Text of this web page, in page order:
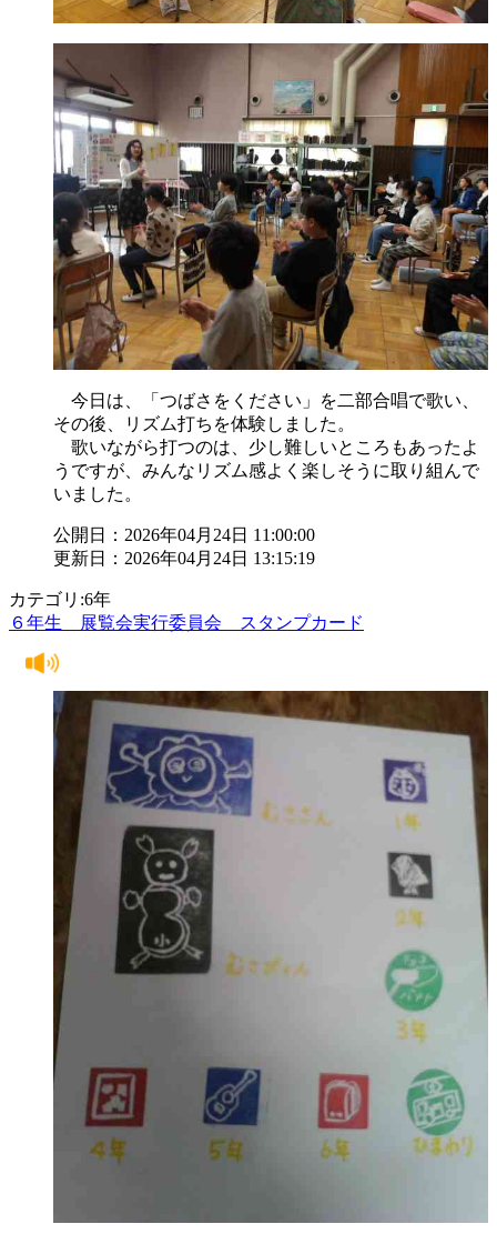
今日は、「つばさをください」を二部合唱で歌い、
その後、リズム打ちを体験しました。
歌いながら打つのは、少し難しいところもあったよ
うですが、みんなリズム感よく楽しそうに取り組んで
いました。
公開日：2026年04月24日 11:00:00
更新日：2026年04月24日 13:15:19
カテゴリ:6年
６年生 展覧会実行委員会 スタンプカード